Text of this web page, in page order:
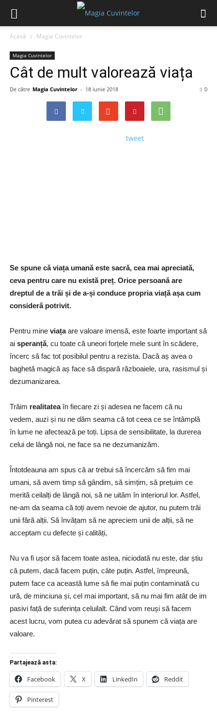
Acasă Magia Cuvintelor
Magia Cuvintelor
Cât de mult valorează viața
De către Magia Cuvintelor - 18 iunie 2018 0
tweet
Se spune că viața umană este sacră, cea mai apreciată,
ceva pentru care nu există preț. Orice persoană are
dreptul de a trăi și de a-și conduce propria viață așa cum
consideră potrivit.
Pentru mine viațaare valoare imensă, este foarte important să
ai speranță, cu toate că uneori forțele mele sunt în scădere,
încerc să fac tot posibilul pentru a rezista. Dacă aș avea o
baghetă magică aș face să dispară războaiele, ura, rasismul și
dezumanizarea.
Trăim realitateaîn fiecare zi și adesea ne facem că nu
vedem, auzi și nu ne dăm seama că tot ceea ce se întâmplă
în lume ne afectează pe toți. Lipsa de sensibilitate, la durerea
celui de lângă noi, ne face sa ne dezumanizăm.
Întotdeauna am spus că ar trebui să încercăm să fim mai
umani, să avem timp să gândim, să simțim, să prețuim ce
merită ceilalți de lângă noi, să ne uităm în interiorul lor. Astfel,
ne-am da seama că toți avem nevoie de ajutor, nu putem trăi
unii fără alții. Să învățam să ne apreciem unii de alții, să ne
acceptam cu defecte și calități,
Nu va fi ușor să facem toate astea, niciodată nu este, dar știu
că putem, dacă facem puțin, câte puțin. Astfel, împreună,
putem face ca această lume să fie mai puțin contaminată cu
ură, de minciuna și, cel mai important, să nu mai fim atât de im
pasivi față de suferința celuilalt. Când vom reuși să facem
acest lucru, vom putea cu adevărat să spunem că viața are
valoare.
Partajează asta:
Facebook X LinkedIn Reddit
Pinterest